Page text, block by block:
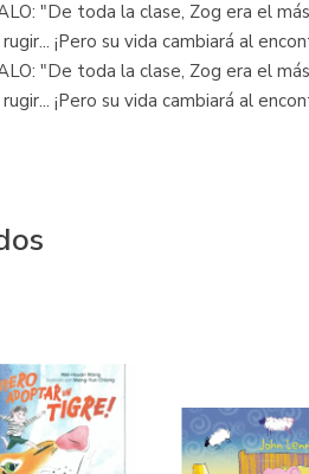
"De toda la clase, Zog era el
¡Pero su vida cambiará al
"De toda la clase, Zog era el
¡Pero su vida cambiará al